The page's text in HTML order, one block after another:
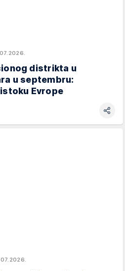
distrikta u
u septembru:
Evrope